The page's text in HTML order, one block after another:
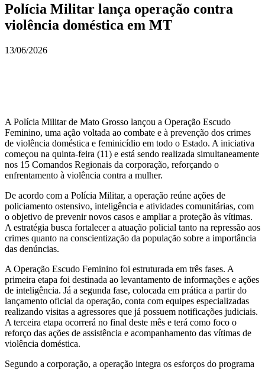
Polícia Militar lança operação contra
violência doméstica em MT
13/06/2026
A Polícia Militar de Mato Grosso lançou a Operação Escudo
Feminino, uma ação voltada ao combate e à prevenção dos crimes
de violência doméstica e feminicídio em todo o Estado. A iniciativa
começou na quinta-feira (11) e está sendo realizada simultaneamente
nos 15 Comandos Regionais da corporação, reforçando o
enfrentamento à violência contra a mulher.
De acordo com a Polícia Militar, a operação reúne ações de
policiamento ostensivo, inteligência e atividades comunitárias, com
o objetivo de prevenir novos casos e ampliar a proteção às vítimas.
A estratégia busca fortalecer a atuação policial tanto na repressão aos
crimes quanto na conscientização da população sobre a importância
das denúncias.
A Operação Escudo Feminino foi estruturada em três fases. A
primeira etapa foi destinada ao levantamento de informações e ações
de inteligência. Já a segunda fase, colocada em prática a partir do
lançamento oficial da operação, conta com equipes especializadas
realizando visitas a agressores que já possuem notificações judiciais.
A terceira etapa ocorrerá no final deste mês e terá como foco o
reforço das ações de assistência e acompanhamento das vítimas de
violência doméstica.
Segundo a corporação, a operação integra os esforços do programa